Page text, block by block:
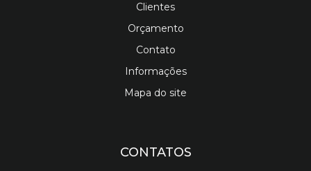
Clientes
Orçamento
Contato
Informações
Mapa do site
CONTATOS